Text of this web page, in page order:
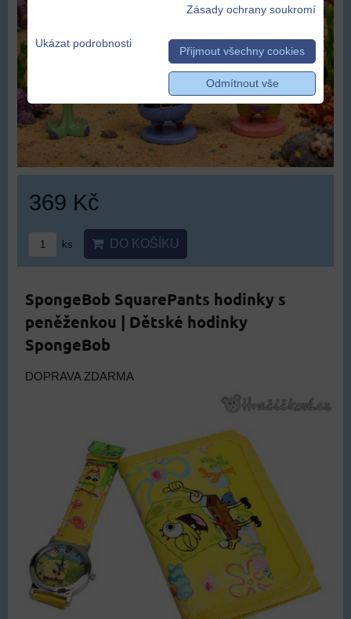
369 Kč
ks DO KOŠÍKU
SpongeBob SquarePants hodinky s
peněženkou | Dětské hodinky
SpongeBob
DOPRAVA ZDARMA
Zásady ochrany soukromí
Ukázat podrobnosti
Přijmout všechny cookies
Odmítnout vše